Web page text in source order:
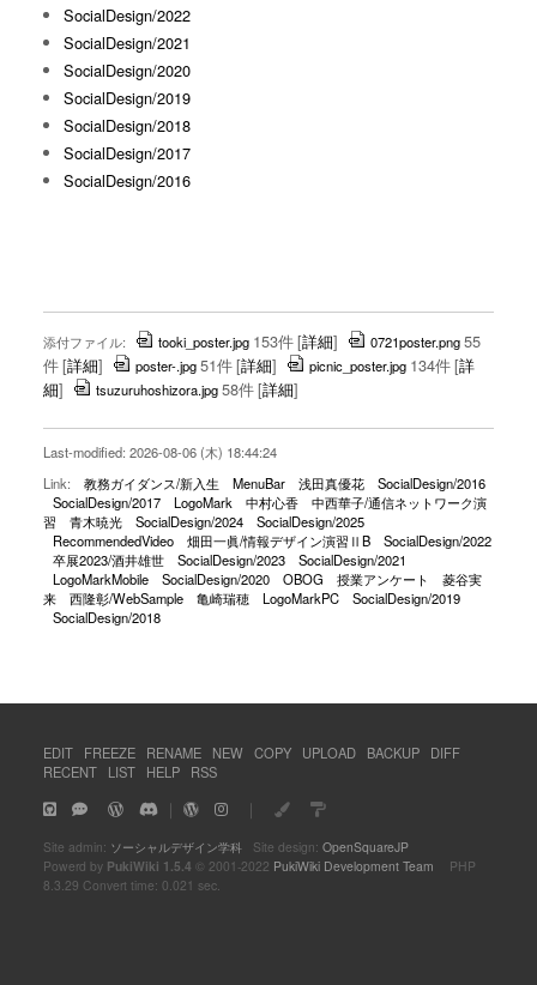
SocialDesign/2022
SocialDesign/2021
SocialDesign/2020
SocialDesign/2019
SocialDesign/2018
SocialDesign/2017
SocialDesign/2016
添付ファイル: tooki_poster.jpg 153件[詳細] 0721poster.png55
件[詳細] poster-.jpg51件[詳細] picnic_poster.jpg 134件[詳
細] tsuzuruhoshizora.jpg58件[詳細]
Last-modified: 2026-08-06 (木) 18:44:24
Link:
教務ガイダンス/新入生 MenuBar 浅田真優花
SocialDesign/2016
SocialDesign/2017
LogoMark 中村心香
中西華子/通信ネットワーク演
習
青木暁光 SocialDesign/2024
SocialDesign/2025
RecommendedVideo
畑田一眞/情報デザイン演習ⅡB
SocialDesign/2022
卒展2023/酒井雄世
SocialDesign/2023
SocialDesign/2021
LogoMarkMobile
SocialDesign/2020 OBOG 授業アンケート
菱谷実
来
西隆彰/WebSample 亀崎瑞穂 LogoMarkPC
SocialDesign/2019
SocialDesign/2018
EDIT FREEZE RENAME NEW COPY UPLOAD BACKUP
DIFF
RECENT
LIST HELP RSS
｜ ｜
Site admin: ソーシャルデザイン学科Site design: OpenSquareJP
Powerd by PukiWiki 1.5.4 © 2001-2022 PukiWiki Development Team PHP
8.3.29 Convert time: 0.021 sec.